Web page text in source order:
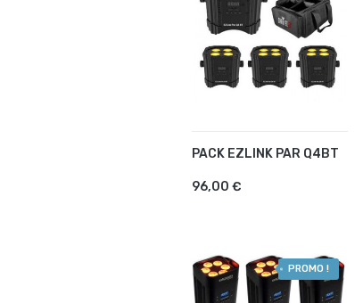
PACK EZLINK PAR Q4BT
96,00 €
AJOUTER AU PANIER
PROMO !